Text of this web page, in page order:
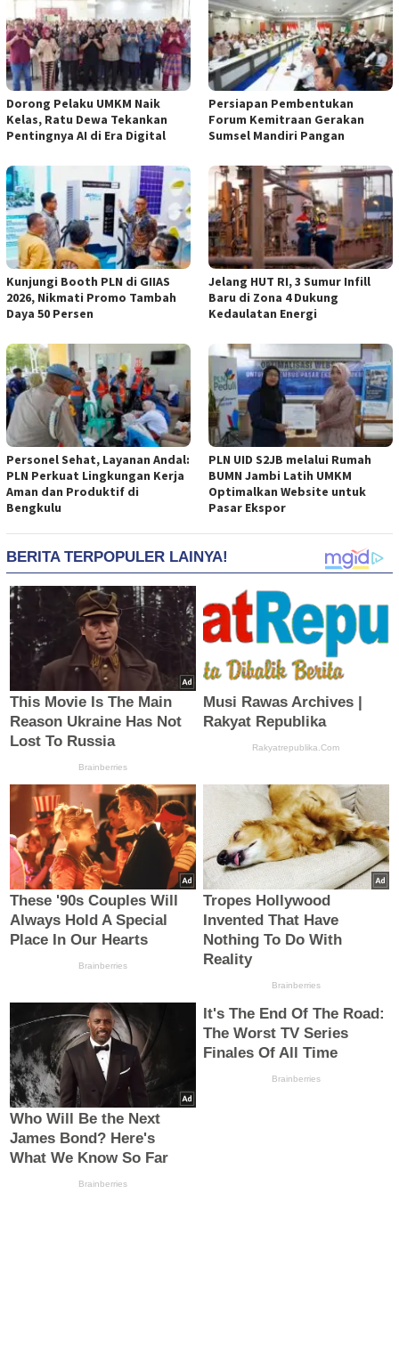
Dorong Pelaku UMKM Naik
Kelas, Ratu Dewa Tekankan
Pentingnya AI di Era Digital
Persiapan Pembentukan
Forum Kemitraan Gerakan
Sumsel Mandiri Pangan
Kunjungi Booth PLN di GIIAS
2026, Nikmati Promo Tambah
Daya 50 Persen
Jelang HUT RI, 3 Sumur Infill
Baru di Zona 4 Dukung
Kedaulatan Energi
Personel Sehat, Layanan Andal:
PLN Perkuat Lingkungan Kerja
Aman dan Produktif di
Bengkulu
PLN UID S2JB melalui Rumah
BUMN Jambi Latih UMKM
Optimalkan Website untuk
Pasar Ekspor